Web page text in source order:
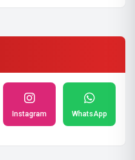
Instagram WhatsApp